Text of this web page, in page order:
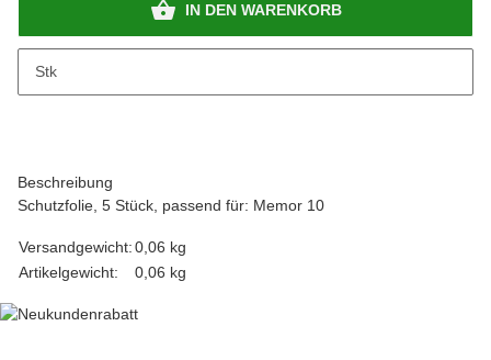
Stk
IN DEN WARENKORB
Bitte beachten Sie das Abnahmeintervall von 1 Stk.
Beschreibung
Schutzfolie, 5 Stück, passend für: Memor 10
Versandgewicht:0,06 kg
Artikelgewicht:
0,06 kg